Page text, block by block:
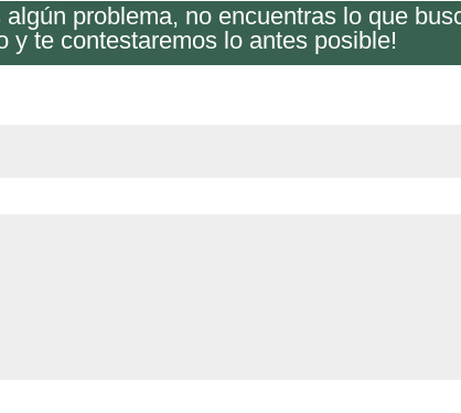
algún problema, no encuentras lo que
y te contestaremos lo antes posible!